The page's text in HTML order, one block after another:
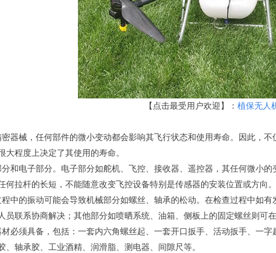
【点击最受用户欢迎】： 植保无人
器械，任何部件的微小变动都会影响其飞行状态和使用寿命。因此，
大程度上决定了其使用的寿命。
和电子部分。电子部分如舵机、飞控、接收器、遥控器，其任何微小
何拉杆的长短，不能随意改变飞控设备特别是传感器的安装位置或方向。
中的振动可能会导致机械部分如螺丝、轴承的松动。在检查过程中如
员联系协商解决；其他部分如喷晒系统、油箱、侧板上的固定螺丝则可
必须具备，包括：一套内六角螺丝起、一套开口扳手、活动扳手、一
、轴承胶、工业酒精、润滑脂、测电器、间隙尺等。